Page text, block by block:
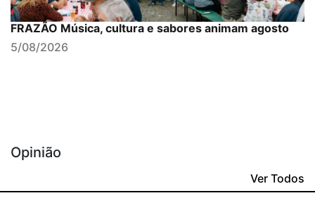
FRAZÃO Música, cultura e sabores animam agosto
5/08/2026
Opinião
Ver Todos